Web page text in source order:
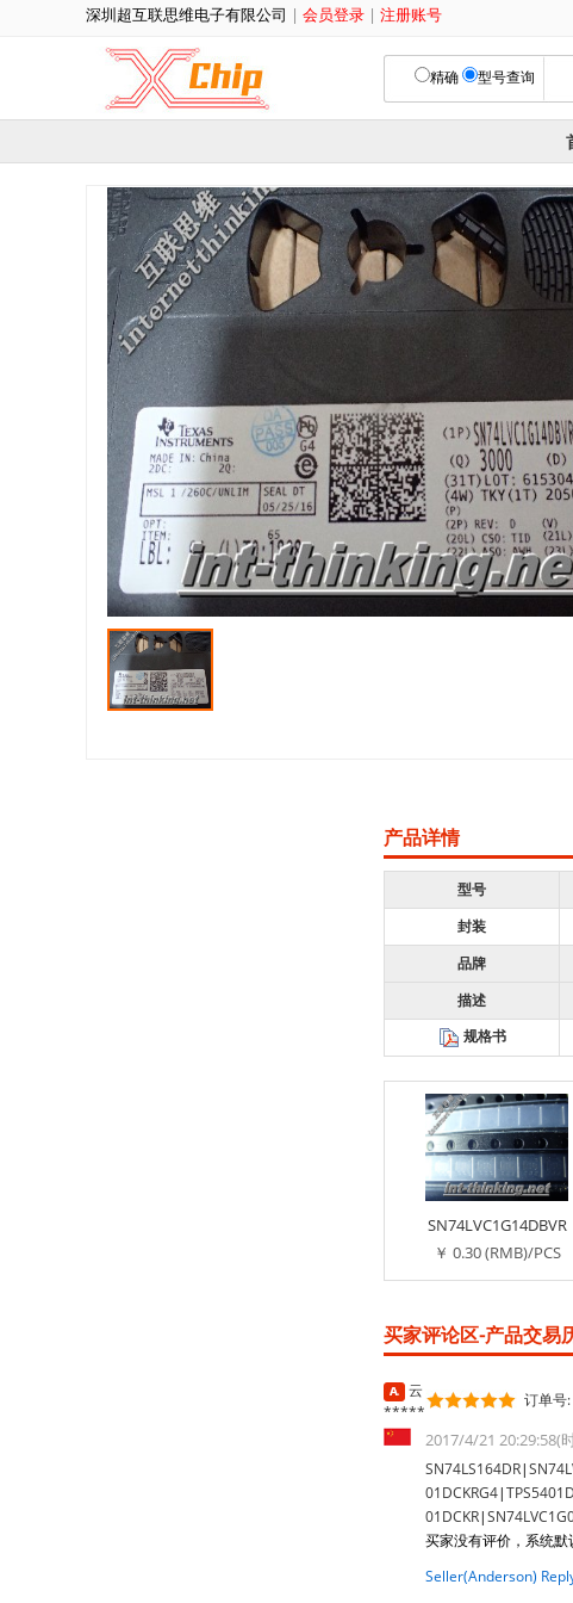
深圳超互联思维电子有限公司 | 会员登录 | 注册账号
精确 型号查询
产品详情
型号
封装
品牌
描述
规格书
SN74LVC1G14DBVR
￥ 0.30 (RMB)/PCS
买家评论区-产品交易
云
*****
订单
2017/4/21 20:29:58(
SN74LS164DR|
01DCKRG4|
01DCKR|
买家没有评价，系统默
Seller(Anderson)